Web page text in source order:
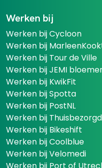
Werken bij
Werken bij Cycloon
Werken bij
Werken bij Tour de Ville
Werken bij JEMI
Werken bij KwikFit
Werken bij Spotta
Werken bij PostNL
Werken bij Thuisbezorgd
Werken bij Bikeshift
Werken bij Coolblue
Werken bij Velomedi